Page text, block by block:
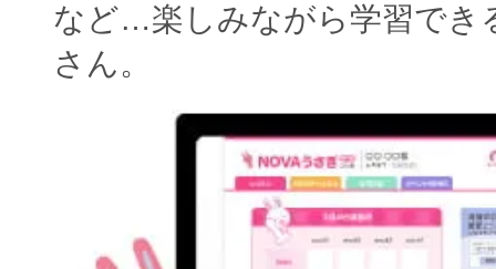
など…楽しみながら学習でき
さん。